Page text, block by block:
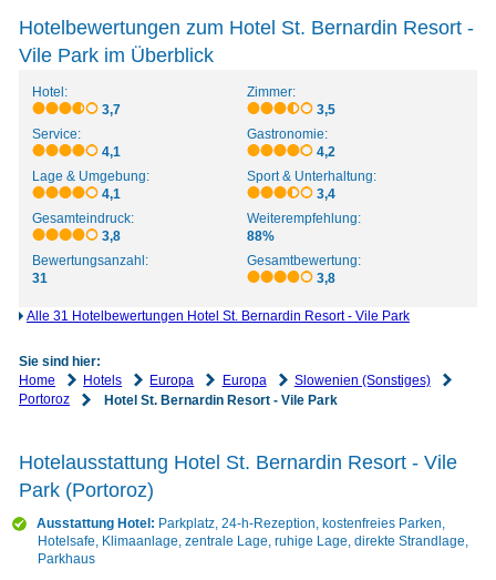
Hotelbewertungen zum Hotel St. Bernardin Resort -
Vile Park im Überblick
Hotel:
3,7
Zimmer:
3,5
Service:
4,1
Gastronomie:
4,2
Lage & Umgebung:
4,1
Sport & Unterhaltung:
3,4
Gesamteindruck:
3,8
Weiterempfehlung:
88%
Bewertungsanzahl:
31
Gesamtbewertung:
3,8
Alle 31 Hotelbewertungen Hotel St. Bernardin Resort - Vile Park
Sie sind hier:
Home
Hotels Europa Europa
Slowenien (Sonstiges)
Portoroz
Hotel St. Bernardin Resort - Vile Park
Hotelausstattung Hotel St. Bernardin Resort - Vile
Park (Portoroz)
Ausstattung Hotel: Parkplatz, 24-h-Rezeption, kostenfreies Parken,
Hotelsafe, Klimaanlage, zentrale Lage, ruhige Lage, direkte Strandlage,
Parkhaus